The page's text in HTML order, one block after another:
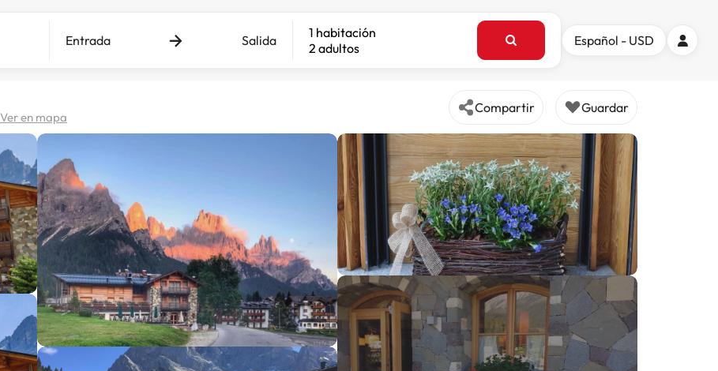
Entrada Salida
1 habitación
2 adultos
Español - USD
Ver en mapa
Compartir Guardar